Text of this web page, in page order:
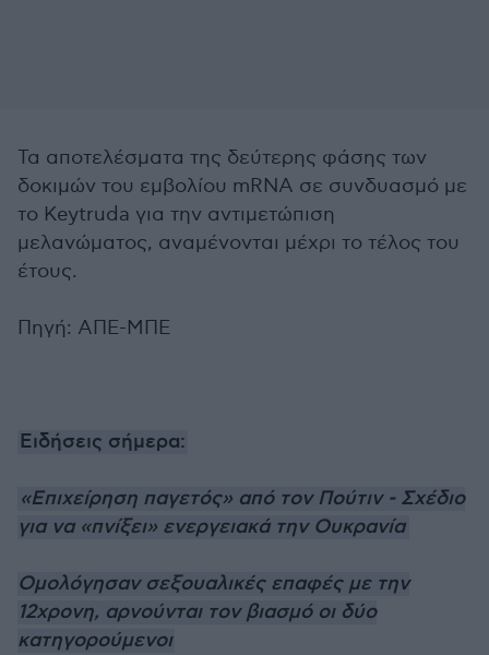
Τα αποτελέσματα της δεύτερης φάσης των
δοκιμών του εμβολίου mRNA σε συνδυασμό με
το Keytruda για την αντιμετώπιση
μελανώματος, αναμένονται μέχρι το τέλος του
έτους.
Πηγή: ΑΠΕ-ΜΠΕ
Ειδήσεις σήμερα:
«Επιχείρηση παγετός» από τον Πούτιν - Σχέδιο
για να «πνίξει» ενεργειακά την Ουκρανία
Ομολόγησαν σεξουαλικές επαφές με την
12χρονη, αρνούνται τον βιασμό οι δύο
κατηγορούμενοι